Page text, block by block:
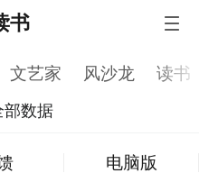
书
文艺家 风沙龙 读书
部数据
电脑版